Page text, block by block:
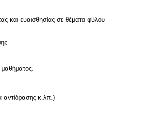
και ευαισθησίας σε θέματα φύλου
αντίδρασης κ.λπ.)